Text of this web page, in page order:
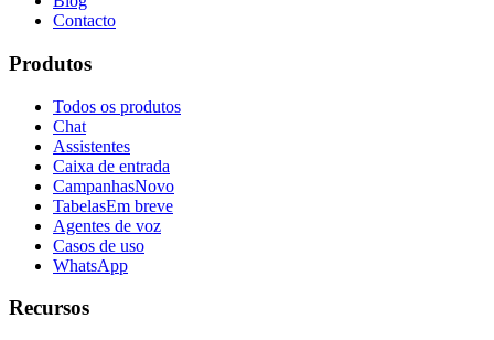
Contacto
Produtos
Todos os produtos
Chat
Assistentes
Caixa de entrada
CampanhasNovo
TabelasEm breve
Agentes de voz
Casos de uso
WhatsApp
Recursos